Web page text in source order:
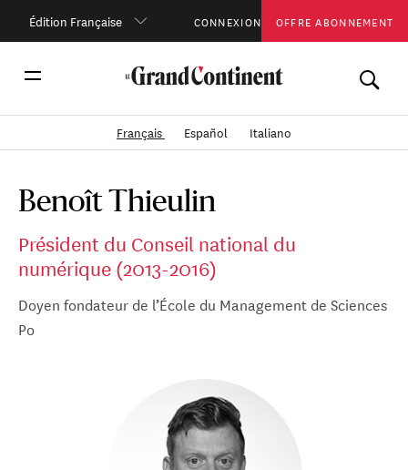
Édition Française CONNEXION OFFRE ABONNEMENT
Français Español Italiano
Benoît Thieulin
Président du Conseil national du
numérique (2013-2016)
Doyen fondateur de l’École du Management de Sciences
Po